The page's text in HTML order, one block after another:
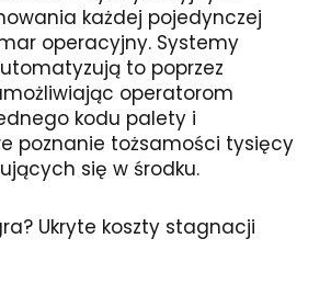
każdej pojedynczej
operacyjny. Systemy
to poprzez
operatorom
kodu palety i
poznanie tożsamości tysięcy
się w środku.
Ukryte koszty stagnacji